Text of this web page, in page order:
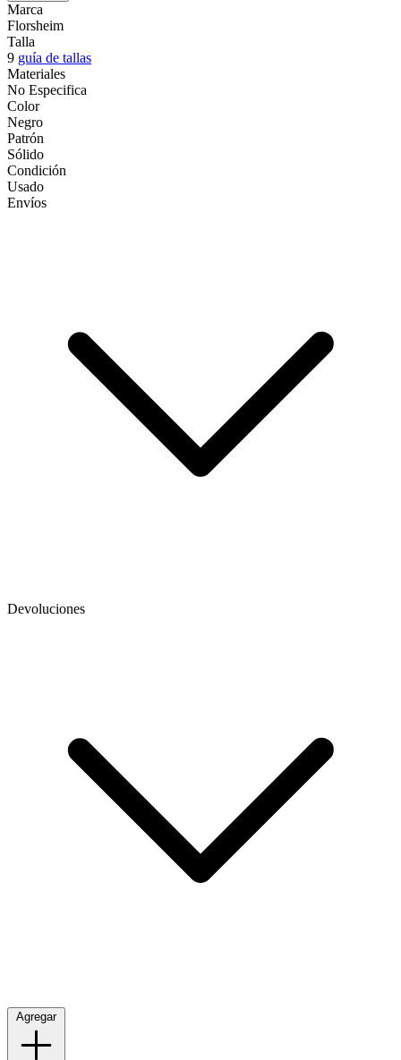
Marca
Florsheim
Talla
9 guía de tallas
Materiales
No Especifica
Color
Negro
Patrón
Sólido
Condición
Usado
Envíos
Devoluciones
Agregar